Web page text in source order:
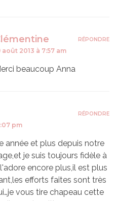
août 2013 à 7:57 am
beaucoup Anna
RÉPONDRE
pm
année et plus depuis notre
je suis toujours fidèle à
encore plus,il est plus
efforts faites sont très
vous tire chapeau cette
RÉPONDRE